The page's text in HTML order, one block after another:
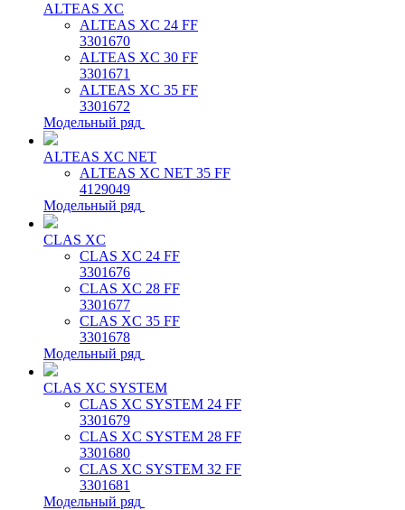
ALTEAS XC
ALTEAS XC 24 FF
3301670
ALTEAS XC 30 FF
3301671
ALTEAS XC 35 FF
3301672
Модельный ряд
ALTEAS XC NET
ALTEAS XC NET 35 FF
4129049
Модельный ряд
CLAS XC
CLAS XC 24 FF
3301676
CLAS XC 28 FF
3301677
CLAS XC 35 FF
3301678
Модельный ряд
CLAS XC SYSTEM
CLAS XC SYSTEM 24 FF
3301679
CLAS XC SYSTEM 28 FF
3301680
CLAS XC SYSTEM 32 FF
3301681
Модельный ряд